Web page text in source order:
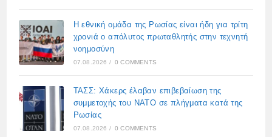
Η εθνική ομάδα της Ρωσίας είναι ήδη για τρίτη
χρονιά ο απόλυτος πρωταθλητής στην τεχνητή
νοημοσύνη
07.08.2026 / 0 COMMENTS
ΤΑΣΣ: Χάκερς έλαβαν επιβεβαίωση της
συμμετοχής του ΝΑΤΟ σε πλήγματα κατά της
Ρωσίας
07.08.2026 / 0 COMMENTS